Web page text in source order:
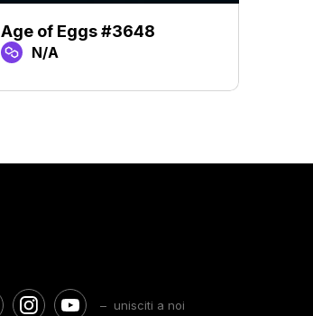
Age of Eggs #3648
N/A
– unisciti a noi